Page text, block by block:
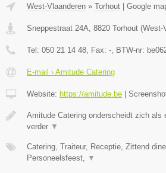
West-Vlaanderen » Torhout Google
Sneppestraat 24A, 8820 Torhout (West-
Tel: 050 21 14 48, Fax: -, BTW-nr:
E-mail › Amitude Catering
Website: https://amitude.be
Amitude Catering onderscheidt zich als
verder ▼
Catering, Traiteur, Receptie, Zittend
Personeelsfeest, ▼